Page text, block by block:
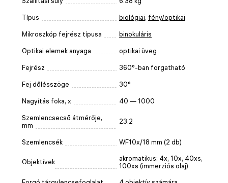
Típus biológiai, fény/optikai
Mikroszkóp fejrész típusa binokuláris
Optikai elemek anyaga optikai üveg
Fejrész 360°-ban forgatható
Fej dőlésszöge 30°
Nagyítás foka, x 40 — 1000
Szemlencsecső átmérője,
mm
23.2
Szemlencsék WF10x/18 mm (2 db)
Objektívek
akromatikus: 4x, 10x, 40xs,
100xs (immerziós olaj)